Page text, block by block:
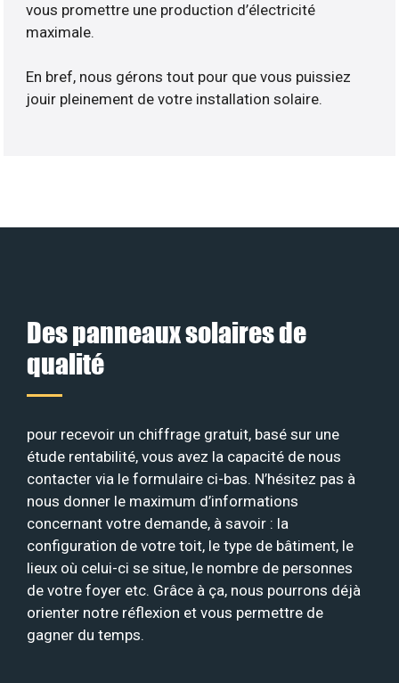
vous promettre une production d’électricité
maximale.
En bref, nous gérons tout pour que vous puissiez
jouir pleinement de votre installation solaire.
Des panneaux solaires de
qualité
pour recevoir un chiffrage gratuit, basé sur une
étude rentabilité, vous avez la capacité de nous
contacter via le formulaire ci-bas. N’hésitez pas à
nous donner le maximum d’informations
concernant votre demande, à savoir : la
configuration de votre toit, le type de bâtiment, le
lieux où celui-ci se situe, le nombre de personnes
de votre foyer etc. Grâce à ça, nous pourrons déjà
orienter notre réflexion et vous permettre de
gagner du temps.